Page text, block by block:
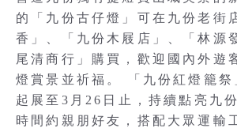
的「九份古仔燈」可在九份老街
香」、「九份木屐店」、「林源
尾清商行」購買，歡迎國內外遊
燈賞景並祈福。 「九份紅燈籠祭
起展至3月26日止，持續點亮九
時間約親朋好友，搭配大眾運輸